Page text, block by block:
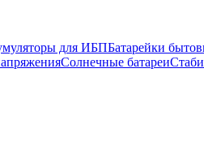
для ИБПБатарейки
Солнечные батареи